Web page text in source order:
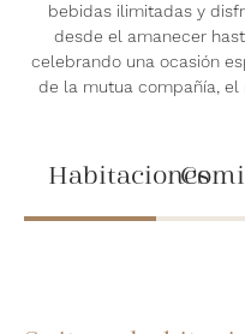
bebidas ilimitadas y
desde el amanecer
celebrando una ocasión
de la mutua compañía, el
Habitaciones